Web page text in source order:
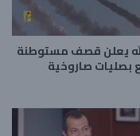
يعلن قصف مستوطنة
صاروخية